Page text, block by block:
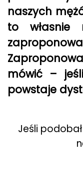
naszych
to własnie
mówić –
powstaje
Jeśli